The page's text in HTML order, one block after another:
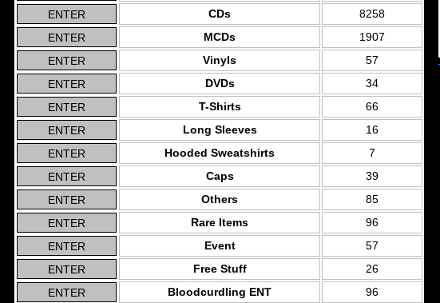
CDs
8258
MCDs
1907
Vinyls
57
DVDs
34
T-Shirts
66
Long Sleeves
16
Hooded Sweatshirts
7
Caps
39
Others
85
Rare Items
96
Event
57
Free Stuff
26
Bloodcurdling ENT
96